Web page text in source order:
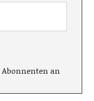
Abonnenten an